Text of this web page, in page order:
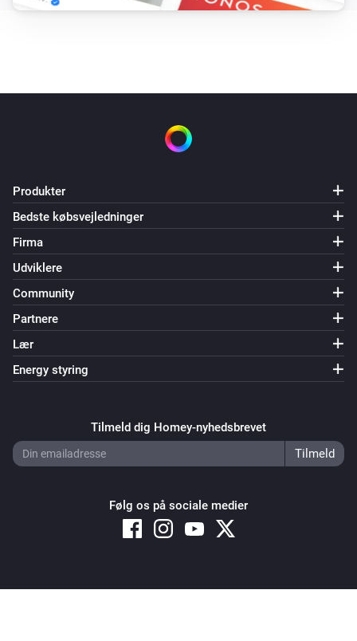
Produkter
Bedste købsvejledninger
Firma
Udviklere
Community
Partnere
Lær
Energy styring
Tilmeld dig Homey-nyhedsbrevet
Følg os på sociale medier